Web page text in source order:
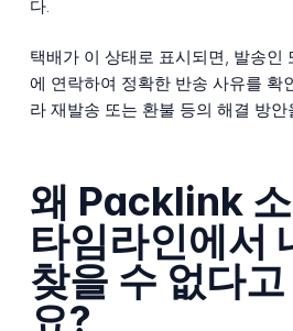
다.
택배가 이 상태로 표시되면, 발송인
에 연락하여 정확한 반송 사유를 확
라 재발송 또는 환불 등의 해결 방안
왜 Packlink
타임라인에서
찾을 수 없다
요?